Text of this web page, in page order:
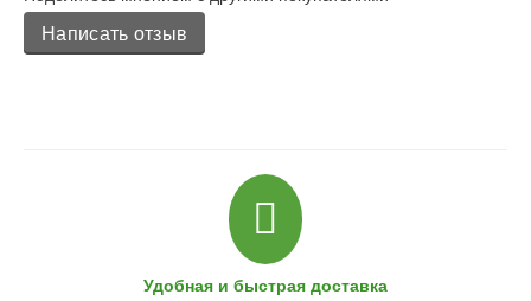
Написать отзыв
Удобная и быстрая доставка